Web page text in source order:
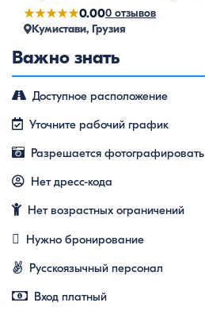
★★★★★0.000 отзывов
Кумистави, Грузия
Важно знать
Доступное расположение
Уточните рабочий график
Разрешается фотографировать
Нет дресс-кода
Нет возрастных ограничений
Нужно бронирование
Русскоязычный персонал
Вход платный